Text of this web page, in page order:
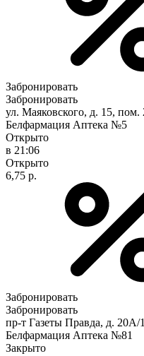
Забронировать
Забронировать
ул. Маяковского, д. 15, пом.
Белфармация Аптека №5
Открыто
в 21:06
Открыто
6,75 р.
Забронировать
Забронировать
пр-т Газеты Правда, д. 20A/
Белфармация Аптека №81
Закрыто